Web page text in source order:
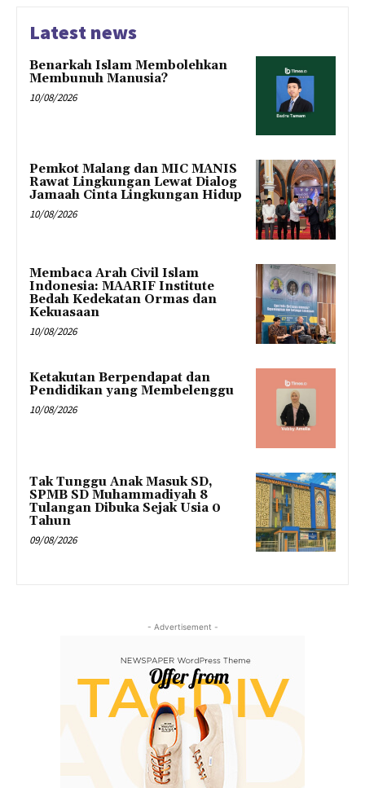
Latest news
Benarkah Islam Membolehkan
Membunuh Manusia?
10/08/2026
Pemkot Malang dan MIC MANIS
Rawat Lingkungan Lewat Dialog
Jamaah Cinta Lingkungan Hidup
10/08/2026
Membaca Arah Civil Islam
Indonesia: MAARIF Institute
Bedah Kedekatan Ormas dan
Kekuasaan
10/08/2026
Ketakutan Berpendapat dan
Pendidikan yang Membelenggu
10/08/2026
Tak Tunggu Anak Masuk SD,
SPMB SD Muhammadiyah 8
Tulangan Dibuka Sejak Usia 0
Tahun
09/08/2026
- Advertisement -